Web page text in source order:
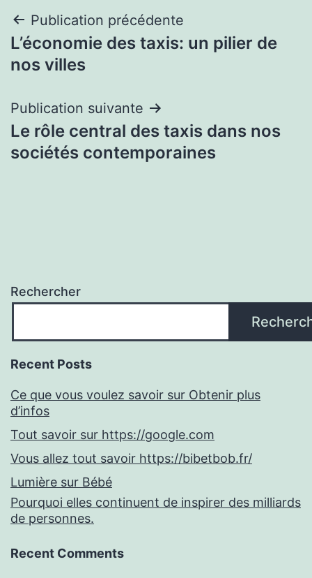
Navigation
de
Publication précédente
L’économie des taxis: un pilier de
nos villes
Publication suivante
Le rôle central des taxis dans nos
sociétés contemporaines
Rechercher
Recent Posts
Ce que vous voulez savoir sur Obtenir plus
d’infos
Tout savoir sur https://google.com
Vous allez tout savoir https://bibetbob.fr/
Lumière sur Bébé
Pourquoi elles continuent de inspirer des milliards
de personnes.
Recent Comments